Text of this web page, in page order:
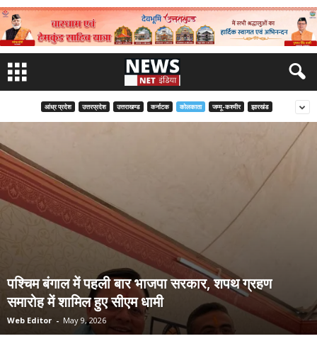
आंध्र प्रदेश उत्तरप्रदेश उत्तराखण्ड कर्नाटक कोलकाता जम्मू-कश्मीर झारखंड
पश्चिम बंगाल में पहली बार भाजपा सरकार, शपथ ग्रहण
समारोह में शामिल हुए सीएम धामी
Web Editor - May 9, 2026